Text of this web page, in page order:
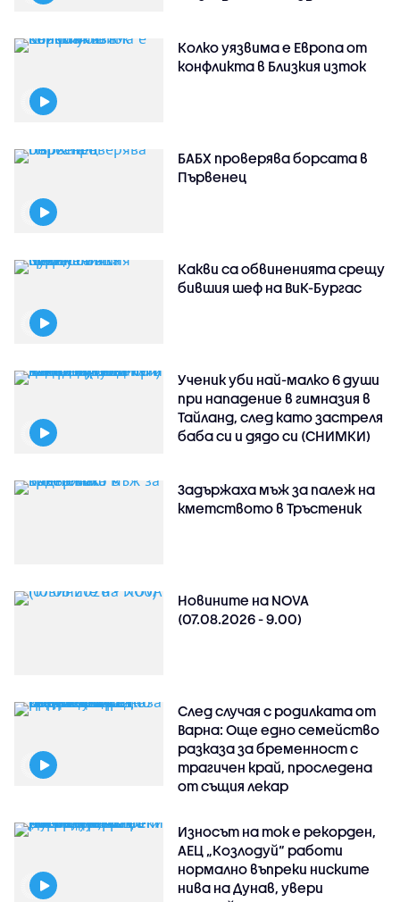
Колко уязвима е Европа от
конфликта в Близкия изток
БАБХ проверява борсата в
Първенец
Какви са обвиненията срещу
бившия шеф на ВиК-Бургас
Ученик уби най-малко 6 души
при нападение в гимназия в
Тайланд, след като застреля
баба си и дядо си (СНИМКИ)
Задържаха мъж за палеж на
кметството в Тръстеник
Новините на NOVA
(07.08.2026 - 9.00)
След случая с родилката от
Варна: Още едно семейство
разказа за бременност с
трагичен край, проследена
от същия лекар
Износът на ток е рекорден,
АЕЦ „Козлодуй“ работи
нормално въпреки ниските
нива на Дунав, увери